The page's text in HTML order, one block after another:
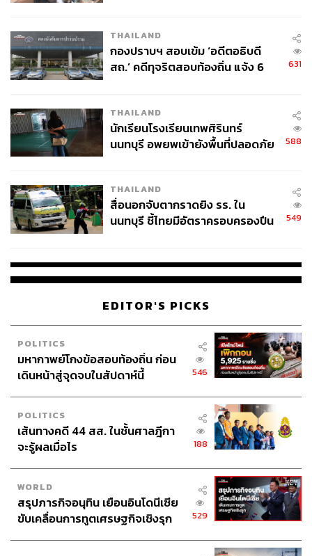
จ่ายหนี้-แอบระบุแบรนด์
THAILAND
กองปราบฯ สอบเข้ม ‘อดีตอธิบดี
สถ.’ คดีทุจริตสอบท้องถิ่น แจ้ง 6
631
THAILAND
นักเรียนโรงเรียนเทพศิรินทร์
นนทบุรี อพยพเข้ายังพื้นที่ปลอดภัย
588
THAILAND
สื่อนอกจับตากราดยิง รร. ใน
นนทบุรี ชี้ไทยมีอัตราครอบครองปืน
549
EDITOR'S PICKS
POLITICS
มหากาพย์โกงข้อสอบท้องถิ่น ก่อน
เดินหน้าสู่จุดจบในสัปดาห์นี้
546
POLITICS
เส้นทางคดี 44 สส. ในชั้นศาลฎีกา
จะรู้ผลเมื่อไร
188
WORLD
สรุปภารกิจอนุทิน เยือนอินโดนีเซีย
ขับเคลื่อนการทูตเศรษฐกิจเชิงรุก
529